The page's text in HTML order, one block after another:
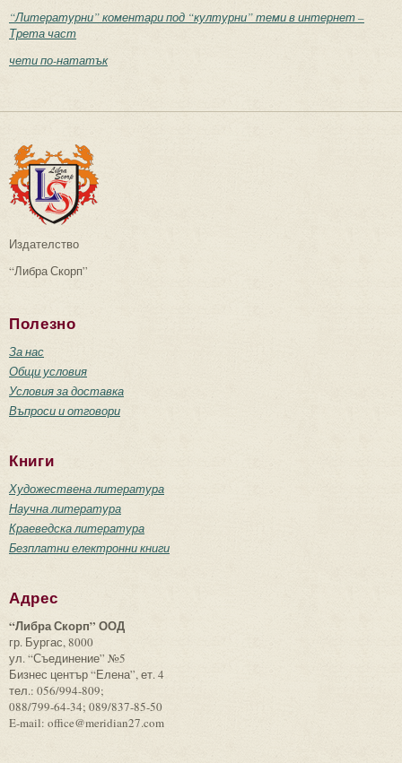
“Литературни” коментари под “културни” теми в интернет –
Трета част
чети по-нататък
Издателство
“Либра Скорп”
Полезно
За нас
Общи условия
Условия за доставка
Въпроси и отговори
Книги
Художествена литература
Научна литература
Краеведска литература
Безплатни електронни книги
Адрес
“Либра Скорп” ООД
гр. Бургас, 8000
ул. “Съединение” №5
Бизнес център “Елена”, ет. 4
тел.: 056/994-809;
088/799-64-34; 089/837-85-50
E-mail: office@meridian27.com